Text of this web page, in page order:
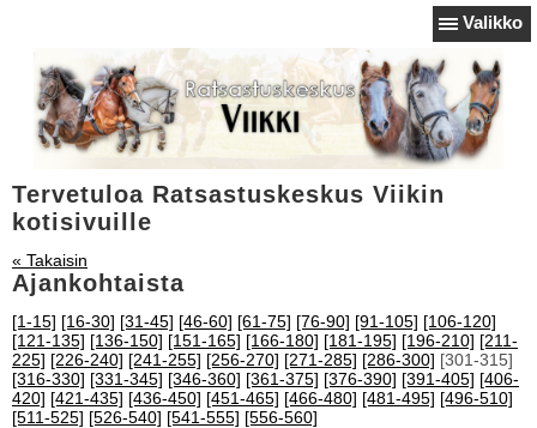
Valikko
Tervetuloa Ratsastuskeskus Viikin
kotisivuille
« Takaisin
Ajankohtaista
[1-15] [16-30] [31-45] [46-60] [61-75] [76-90] [91-105] [106-120]
[121-135] [136-150] [151-165] [166-180] [181-195] [196-210] [211-
225] [226-240] [241-255] [256-270] [271-285] [286-300] [301-315]
[316-330] [331-345] [346-360] [361-375] [376-390] [391-405] [406-
420] [421-435] [436-450] [451-465] [466-480] [481-495] [496-510]
[511-525] [526-540] [541-555] [556-560]